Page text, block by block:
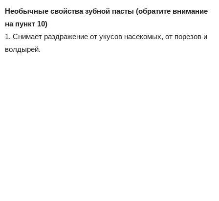
Необычные свойства зубной пасты (обратите внимание
на пункт 10)
1. Снимает раздражение от укусов насекомых, от порезов и
волдырей.